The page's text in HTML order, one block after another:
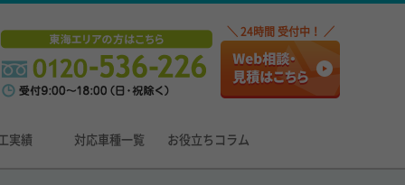
＼ 24時間 受付中！ ／
実績 対応車種一覧 お役立ちコラム